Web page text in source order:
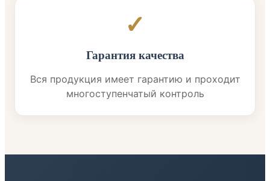
✓
Гарантия качества
Вся продукция имеет гарантию и проходит
многоступенчатый контроль